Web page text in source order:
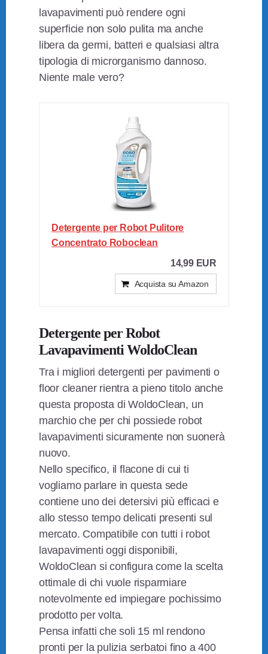
lavapavimenti può rendere ogni
superficie non solo pulita ma anche
libera da germi, batteri e qualsiasi altra
tipologia di microrganismo dannoso.
Niente male vero?
Detergente per Robot Pulitore
Concentrato Roboclean
14,99 EUR
Acquista su Amazon
Detergente per Robot
Lavapavimenti WoldoClean
Tra i migliori detergenti per pavimenti o
floor cleaner rientra a pieno titolo anche
questa proposta di WoldoClean, un
marchio che per chi possiede robot
lavapavimenti sicuramente non suonerà
nuovo.
Nello specifico, il flacone di cui ti
vogliamo parlare in questa sede
contiene uno dei detersivi più efficaci e
allo stesso tempo delicati presenti sul
mercato. Compatibile con tutti i robot
lavapavimenti oggi disponibili,
WoldoClean si configura come la scelta
ottimale di chi vuole risparmiare
notevolmente ed impiegare pochissimo
prodotto per volta.
Pensa infatti che soli 15 ml rendono
pronti per la pulizia serbatoi fino a 400